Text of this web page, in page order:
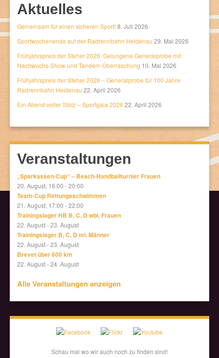
Aktuelles
Gemeinsam für einen sicheren Sport!8. Juli 2026
Sportwochenende auf der Radrennbahn Heidenau 29. Mai 2026
Frühjahrspreis der Steher 2026: Gelungene Generalprobe mit
Nachwuchs-Show und Tandem-Überraschung 10. Mai 2026
Frühjahrspreis der Steher 2026 – Generalprobe für 100 Jahre
Radrennbahn Heidenau 22. April 2026
Ein Abend voller Stolz – Sportgala 2026 22. April 2026
Veranstaltungen
„Sparkassen-Cup“ – Beach-Handballturnier Frauen
20. August, 16:00 -20:00
Team-Cup Rettungsschwimmen
21. August, 17:00 -22:00
Trainingslager HB B, C, D wbl, Frauen
22. August-23. August
Trainingslager B, C, D ml, Männer
22. August-23. August
Brevet über 600 km
22. August-24. August
Alle Veranstaltungen anzeigen
Schau mal wo wir auch noch zu finden sind!